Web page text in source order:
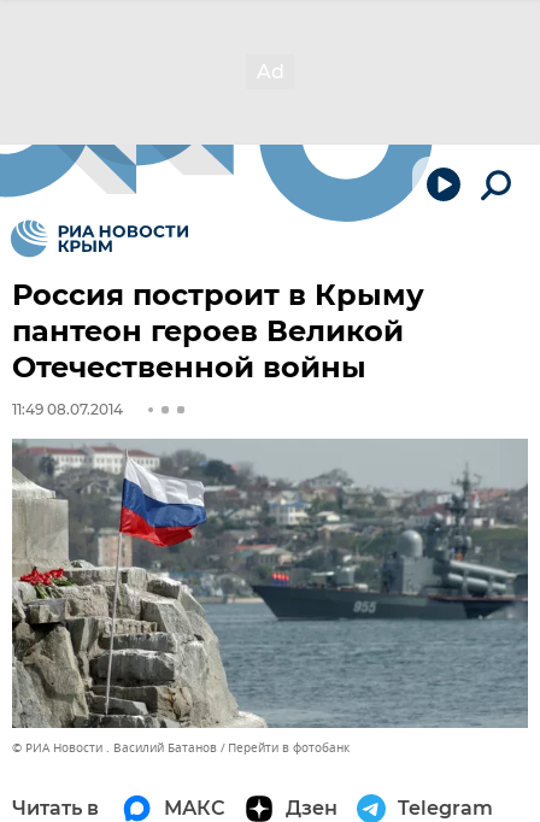
Россия построит в Крыму
пантеон героев Великой
Отечественной войны
11:49 08.07.2014
© РИА Новости . Василий Батанов Перейти в фотобанк
Читать в МАКС Дзен Telegram